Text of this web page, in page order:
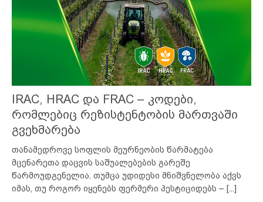
IRAC, HRAC და FRAC – კოდები,
რომლებიც რეზისტენტობის მართვაში
გვეხმარება
თანამედროვე სოფლის მეურნეობის წარმატება
მცენარეთა დაცვის საშუალებების გარეშე
წარმოუდგენელია. თუმცა უდიდესი მნიშვნელობა აქვს
იმას, თუ როგორ იყენებს ფერმერი პესტიციდებს – [...]